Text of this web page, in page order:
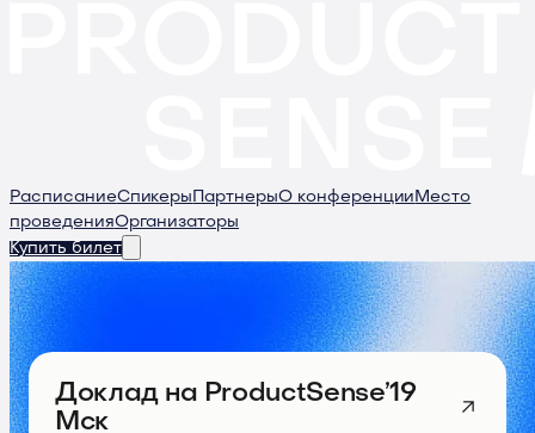
РасписаниеСпикеры ПартнерыО конференции Место
проведенияОрганизаторы
Купить билет
Доклад на ProductSense’19
Мск